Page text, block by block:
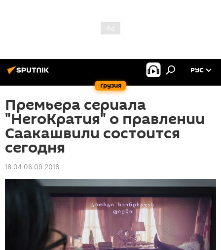
Грузия
РУС
Премьера сериала
"HeroKратия" о правлении
Саакашвили состоится
сегодня
18:04 06.09.2016